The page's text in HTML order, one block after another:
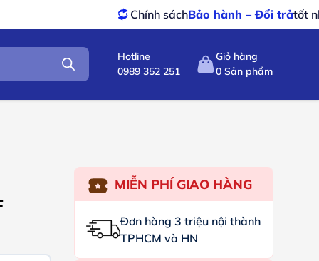
Bảo hành – Đổi trảtốt nhất
Hotline
0989 352 251
Giỏ hàng
0 Sản phẩm
MIỄN PHÍ GIAO HÀNG
Đơn hàng 3 triệu nội thành
TPHCM và HN